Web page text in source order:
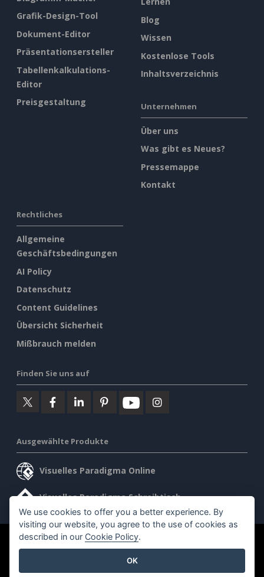
Grafik-Design-Tool
Dokument-Editor
Präsentationsersteller
Tabellenkalkulations-
Editor
Preisgestaltung
Blog
Wissen
Kostenlose Tools
Inhaltsverzeichnis
Unternehmen
Über uns
Was gibt es Neues?
Pressemappe
Kontakt
Rechtliches
Allgemeine
Geschäftsbedingungen
AI Policy
Datenschutz
Content Guidelines
Übersicht Sicherheit
Mißbrauch melden
Finden Sie uns auf
Ausgewählte Produkte
Visuelles Paradigma Online
Visuelles Paradigma Schreibtisch
©2026 by Visual Paradigm. Alle Rechte vorbehalten.
We use cookies to offer you a better experience. By
visiting our website, you agree to the use of cookies as
described in our Cookie Policy.
OK